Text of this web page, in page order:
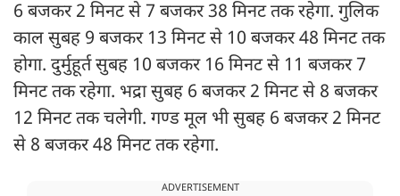
6 बजकर 2 मिनट से 7 बजकर 38 मिनट तक रहेगा. गुलिक
काल सुबह 9 बजकर 13 मिनट से 10 बजकर 48 मिनट तक
होगा. दुर्मुहूर्त सुबह 10 बजकर 16 मिनट से 11 बजकर 7
मिनट तक रहेगा. भद्रा सुबह 6 बजकर 2 मिनट से 8 बजकर
12 मिनट तक चलेगी. गण्ड मूल भी सुबह 6 बजकर 2 मिनट
से 8 बजकर 48 मिनट तक रहेगा.
ADVERTISEMENT